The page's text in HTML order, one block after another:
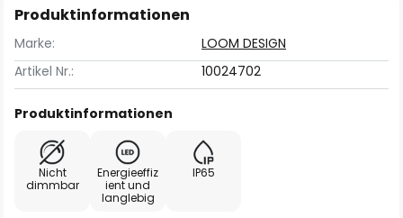
Produktinformationen
Marke:
LOOM DESIGN
Artikel Nr.:
10024702
Produktinformationen
Nicht
dimmbar
Energieeffiz
ient und
langlebig
IP65